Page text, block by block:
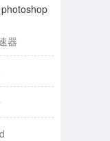
photoshop
器